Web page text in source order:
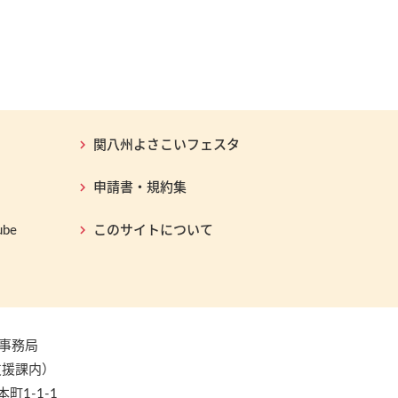
関八州よさこいフェスタ
申請書・規約集
このサイトについて
務局
課内）
町1-1-1